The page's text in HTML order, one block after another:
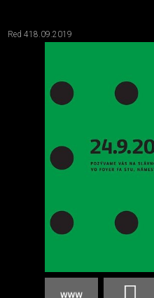
Red 418.09.2019